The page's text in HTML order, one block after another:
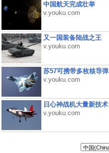
中国航天完成壮举
v.youku.com
又一国装备陆战之王
v.youku.com
苏57可携带多枚核导弹
v.youku.com
日心神战机大量新技术
v.youku.com